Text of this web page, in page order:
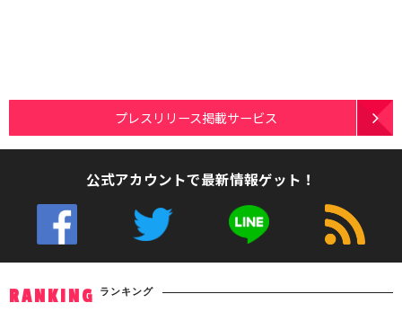
プレスリリース掲載サービス
公式アカウントで最新情報ゲット！
RANKING ランキング